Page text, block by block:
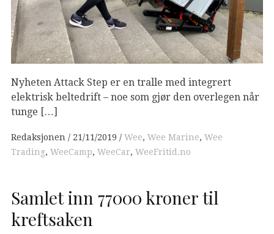
Nyheten Attack Step er en tralle med integrert
elektrisk beltedrift – noe som gjør den overlegen når
tunge […]
Redaksjonen 21/11/2019 Wee, Wee Marine, Wee
Trading, WeeCamp, WeeCar, WeeFritid.no
Samlet inn 77000 kroner til
kreftsaken